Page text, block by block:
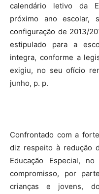
calendário letivo da
próximo ano escolar,
configuração de 2013/
estipulado para a
integra, conforme a
exigiu, no seu ofício
junho, p. p.
Confrontado com a
diz respeito à redução
Educação Especial,
compromisso, por
crianças e jovens,